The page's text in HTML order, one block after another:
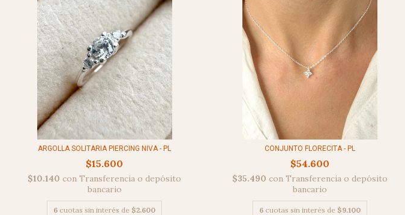
ARGOLLA SOLITARIA PIERCING NIVA - PL
$15.600
$10.140con Transferencia o depósito
bancario
6 cuotas sin interés de $2.600
CONJUNTO FLORECITA - PL
$54.600
$35.490 con Transferencia o depósito
bancario
6 cuotas sin interés de $9.100